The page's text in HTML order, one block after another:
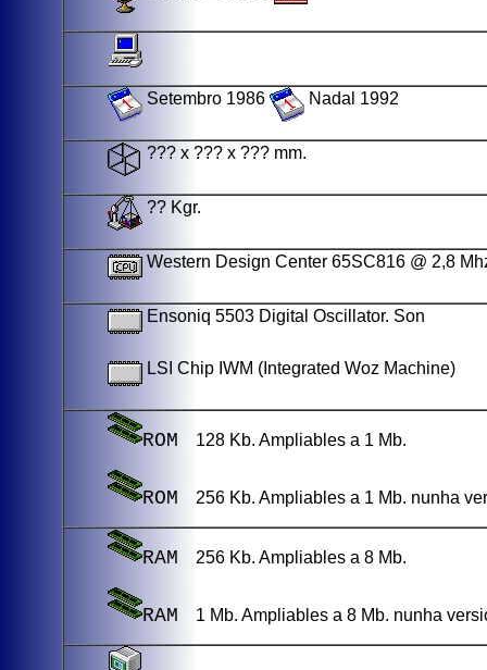
Setembro 1986 Nadal 1992
??? x ??? x ??? mm.
?? Kgr.
Western Design Center 65SC816 @ 2,8
Ensoniq 5503 Digital Oscillator. Son
LSI Chip IWM (Integrated Woz Machine)
ROM 128 Kb. Ampliables a 1 Mb.
ROM 256 Kb. Ampliables a 1 Mb. nunha
RAM 256 Kb. Ampliables a 8 Mb.
RAM 1 Mb. Ampliables a 8 Mb. nunha